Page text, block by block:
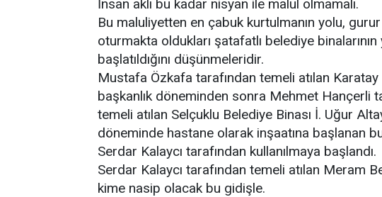
İnsan aklı bu kadar nisyan ile malul olmamalı.
Bu maluliyetten en çabuk kurtulmanın yolu,
oturmakta oldukları şatafatlı belediye binalarının
başlatıldığını düşünmeleridir.
Mustafa Özkafa tarafından temeli atılan Karatay
başkanlık döneminden sonra Mehmet Hançerli
temeli atılan Selçuklu Belediye Binası İ. Uğur
döneminde hastane olarak inşaatına başlanan
Serdar Kalaycı tarafından kullanılmaya başlandı.
Serdar Kalaycı tarafından temeli atılan Meram
kime nasip olacak bu gidişle.